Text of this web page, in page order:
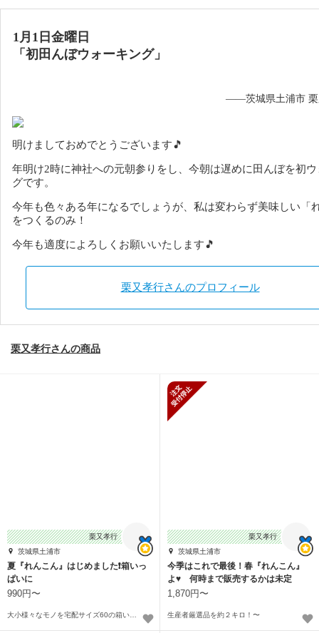
1月1日金曜日
「初田んぼウォーキング」
——茨城県土浦市 栗
明けましておめでとうございます🎵
年明け2時に神社への元朝参りをし、今朝は遅めに田んぼを初
グです。
今年も色々ある年になるでしょうが、私は変わらず美味しい「
をつくるのみ！
今年も適度によろしくお願いいたします🎵
栗又孝行さんのプロフィール
栗又孝行さんの商品
栗又孝行
茨城県土浦市
夏『れんこん』はじめました❗箱いっ
ぱいに
990円〜
栗又孝行
茨城県土浦市
今季はこれで最後！春『れんこん』
よ♥️ 何時まで販売するかは未定
1,870円〜
生産者厳選品を約２キロ！〜